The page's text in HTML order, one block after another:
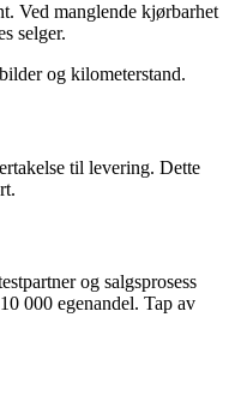
Ved manglende kjørbarhet
selger.
og kilometerstand.
til levering. Dette
og salgsprosess
000 egenandel. Tap av